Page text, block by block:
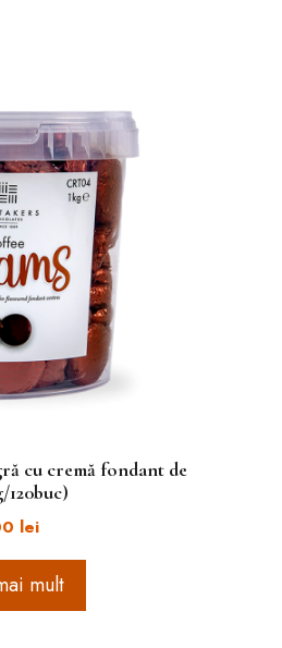
cu cremă fondant de
120buc)
lei
mult